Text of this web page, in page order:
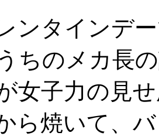
ンタインデ
ちのメカ長
女子力の見
ら焼いて、